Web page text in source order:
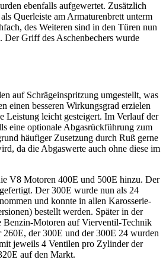
ebenfalls aufgewertet. Zusätzlich
Querleiste am Armaturenbrett unterm
des Weiteren sind in den Türen nun
Der Griff des Aschenbechers wurde
auf Schrägeinspritzung umgestellt, was
einen besseren Wirkungsgrad erzielen
Leistung leicht gesteigert. Im Verlauf der
eine optionale Abgasrückführung zum
häufiger Zusetzung durch Ruß gerne
da die Abgaswerte auch ohne diese im
V8 Motoren 400E und 500E hinzu. Der
Der 300E wurde nun als 24
und konnte in allen Karosserie-
bestellt werden. Später in der
Benzin-Motoren auf Vierventil-Technik
der 300E und der 300E 24 wurden
jeweils 4 Ventilen pro Zylinder der
auf den Markt.